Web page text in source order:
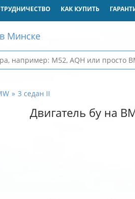
КАК КУПИТЬ
Минске
3 седан II
Двигатель бу на